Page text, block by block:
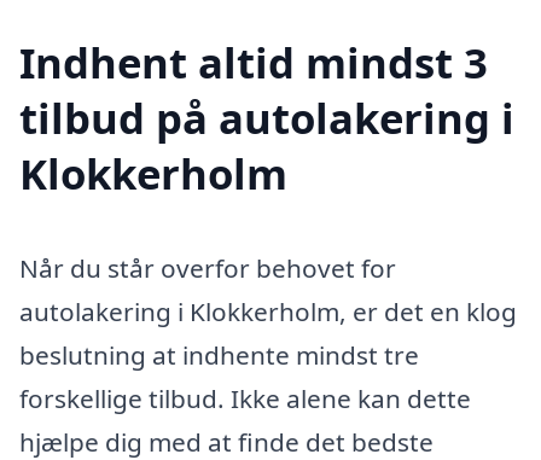
Indhent altid mindst 3
tilbud på autolakering i
Klokkerholm
Når du står overfor behovet for
autolakering i Klokkerholm, er det en klog
beslutning at indhente mindst tre
forskellige tilbud. Ikke alene kan dette
hjælpe dig med at finde det bedste